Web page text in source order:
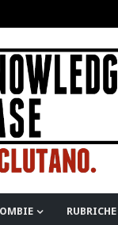
RUBRICHE